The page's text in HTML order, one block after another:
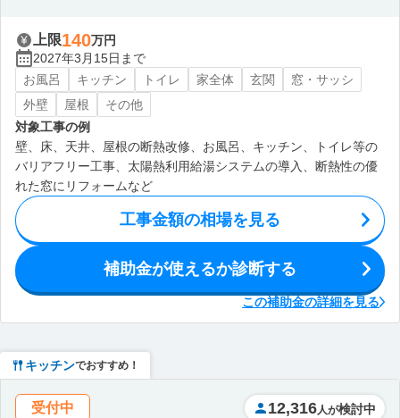
上限140万円
2027年3月15日まで
お風呂
キッチン トイレ 家全体 玄関
窓・サッシ
外壁
屋根
その他
対象工事の例
壁、床、天井、屋根の断熱改修、お風呂、キッチン、トイレ等の
バリアフリー工事、太陽熱利用給湯システムの導入、断熱性の優
れた窓にリフォームなど
工事金額の相場を見る
補助金が使えるか診断する
この補助金の詳細を見る
キッチンでおすすめ！
受付中 12,316 人が検討中